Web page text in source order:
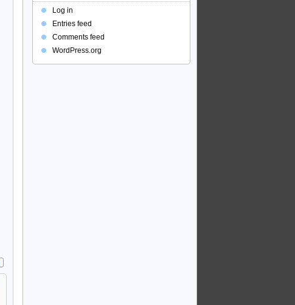
Log in
Entries feed
Comments feed
WordPress.org